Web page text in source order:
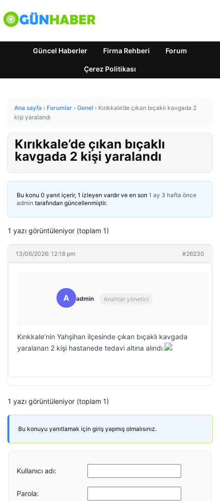
Güncel Haberler Firma Rehberi Forum
Çerez Politikası
Ana sayfa › Forumlar › Genel › Kırıkkale’de çıkan bıçaklı kavgada 2
kişi yaralandı
Kırıkkale’de çıkan bıçaklı
kavgada 2 kişi yaralandı
Bu konu 0 yanıt içerir, 1 izleyen vardır ve en son 1 ay 3 hafta önce
admin tarafından güncellenmiştir.
1 yazı görüntüleniyor (toplam 1)
13/06/2026: 12:18 pm #26230
A admin Anahtar yönetici
Kırıkkale’nin Yahşihan ilçesinde çıkan bıçaklı kavgada
yaralanan 2 kişi hastanede tedavi altına alındı.
1 yazı görüntüleniyor (toplam 1)
Bu konuyu yanıtlamak için giriş yapmış olmalısınız.
Kullanıcı adı:
Parola: